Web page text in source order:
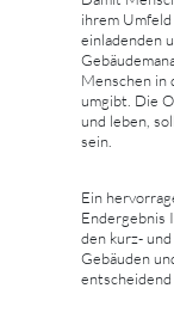
ihrem
einladenden
Menschen in
umgibt. Die
und leben,
sein.
Ein
Endergebnis
den kurz-
Gebäuden